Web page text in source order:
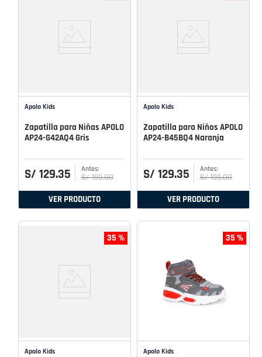
Apolo Kids
Zapatilla para Niñas APOLO
AP24-G42AQ4 Gris
S/ 129.35 S/ 199.00
VER PRODUCTO
Apolo Kids
Zapatilla para Niños APOLO
AP24-B45BQ4 Naranja
S/ 129.35 S/ 199.00
VER PRODUCTO
35 %
Apolo Kids
35 %
Apolo Kids